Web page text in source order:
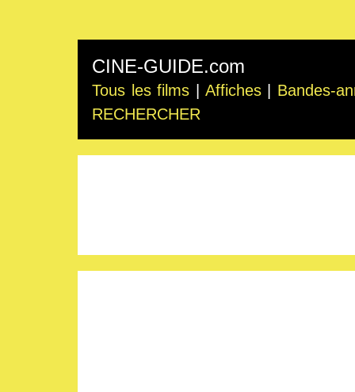
CINE-GUIDE.com
Tous les films Affiches
Bandes-
RECHERCHER